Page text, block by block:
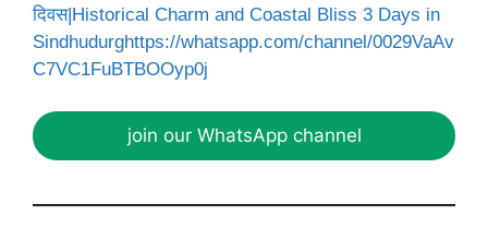
दिवस|Historical Charm and Coastal Bliss 3 Days in
Sindhudurghttps://whatsapp.com/channel/0029VaAv
C7VC1FuBTBOOyp0j
join our WhatsApp channel